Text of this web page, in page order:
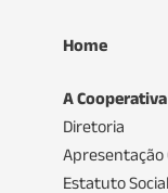
Home
A Cooperativa
Diretoria
Apresentação
Estatuto Social